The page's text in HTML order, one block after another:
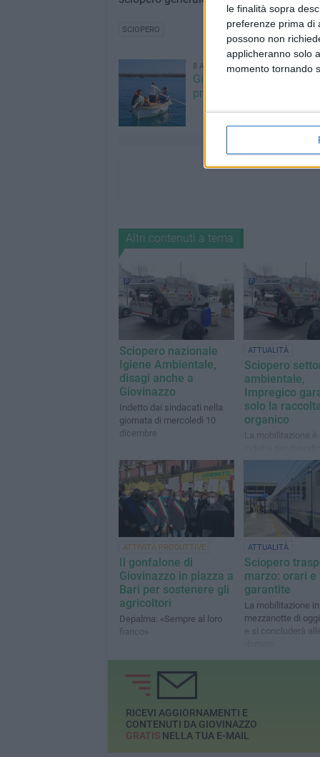
le finalità sopra
preferenze prima di
possono non
applicheranno solo
momento tornando
SCIOPERO
8 AGOSTO 2026
Giovinazzo Estate 2026: il
programma di sabato 8
Altri contenuti a tema
Sciopero nazionale
Igiene Ambientale,
disagi anche a
Giovinazzo
Indetto dai sindacati nella
giornata di mercoledì 10
dicembre
ATTUALITÀ
Sciopero
ambientale,
Impregico
solo la
organico
La mobilitazione è
migliori condizioni
ATTIVITÀ PRODUTTIVE
Il gonfalone di
Giovinazzo in piazza a
Bari per sostenere gli
agricoltori
Depalma: «Sempre al loro
fianco»
ATTUALITÀ
Sciopero
marzo: orari e
garantite
La mobilitazione
mezzanotte di
e si concluderà
RICEVI AGGIORNAMENTI E
CONTENUTI DA GIOVINAZZO
GRATISNELLA TUA E-MAIL